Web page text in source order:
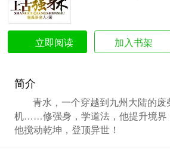
立即阅读 加入书架
简介
青水，一个穿越到九州大陆的
机……修强身，学道法，他提升境界
他搅动乾坤，登顶异世！